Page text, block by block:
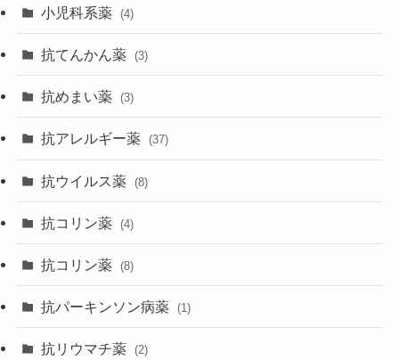
小児科系薬 (4)
抗てんかん薬 (3)
抗めまい薬 (3)
抗アレルギー薬 (37)
抗ウイルス薬 (8)
抗コリン薬 (4)
抗コリン薬 (8)
抗パーキンソン病薬 (1)
抗リウマチ薬 (2)